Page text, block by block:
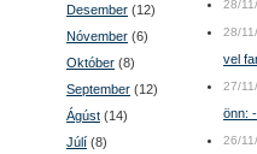
Desember (12)
Nóvember (6)
Október (8)
September (12)
Ágúst (14)
Júlí (8)
28/
28/
vel
27/
önn:
26/